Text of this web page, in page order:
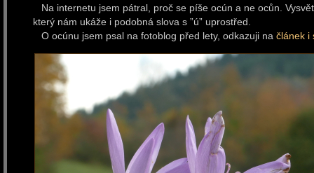
Na internetu jsem pátral, proč se píše ocún a ne ocůn.
který nám ukáže i podobná slova s ”ú” uprostřed.
O ocúnu jsem psal na fotoblog před lety, odkazuji na článek i